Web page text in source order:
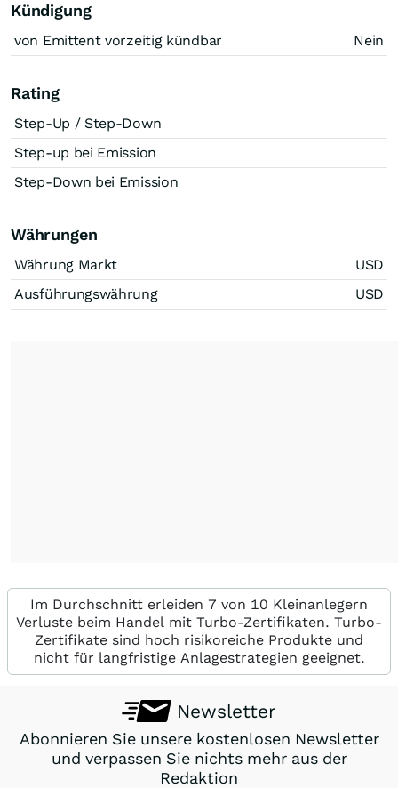
Kündigung
von Emittent vorzeitig kündbar Nein
Rating
Step-Up / Step-Down
Step-up bei Emission
Step-Down bei Emission
Währungen
Währung Markt
USD
Ausführungswährung
USD
Im Durchschnitt erleiden 7 von 10 Kleinanlegern
Verluste beim Handel mit Turbo-Zertifikaten. Turbo-
Zertifikate sind hoch risikoreiche Produkte und
nicht für langfristige Anlagestrategien geeignet.
Newsletter
Abonnieren Sie unsere kostenlosen Newsletter
und verpassen Sie nichts mehr aus der
Redaktion